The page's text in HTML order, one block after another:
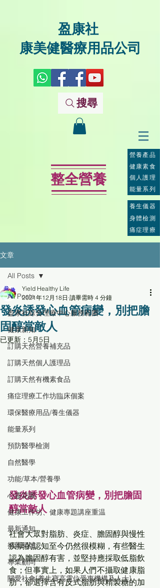
盈康社
康美健醫療用品公司
搜尋
整全營養
營養產品
個人護理
能量系列
健康素食
養生儀器
身體檢測
痛症理療
文章
All Posts
盈康社綜合理療中心服務範圍
健康新知
訂購天然營養補充品
訂購天然個人護理品
訂購天然有機素食品
痛症理療工作坊臨床個案
環保醫療用品/養生儀器
能量系列
預防醫學檢測
自然醫學
功能/草本/營養學
心靈花園
健康工作坊、健康專題講座重温
最新通知
推薦閱讀
專業顧問
關愛社會[養生寶高電位受惠機構及人士]
All Posts
發炎誘發心血管病變，別把膽
固醇當敵人
Yield Healthy Life
2021年12月18日 讀畢需時 4 分鐘
已更新： 5月5日
發炎誘發心血管病變，別把膽固
醇當敵人
社會大眾對脂肪、炎症、膽固醇與慢性
疾病的認知至今仍然很模糊，有些醫生
認為膽固醇有害，並堅持應採取低脂飲
食；但事實上，如果人們不攝取健康脂
肪，卻選擇含有反式脂肪與精製糖的加